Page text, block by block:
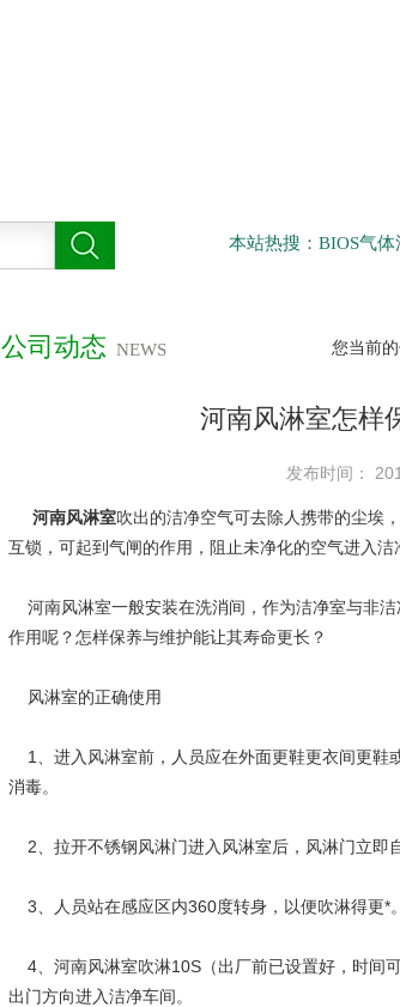
本站热搜：BIOS气
公司动态 NEWS 您当前的
河南风淋室怎样
发布时间：
河南风淋室吹出的洁净空气可去除人携带的尘埃
互锁，可起到气闸的作用，阻止未净化的空气进入洁
河南风淋室一般安装在洗消间，作为洁净室与非洁
作用呢？怎样保养与维护能让其寿命更长？
风淋室的正确使用
1、进入风淋室前，人员应在外面更鞋更衣间更鞋
消毒。
2、拉开不锈钢风淋门进入风淋室后，风淋门立即
3、人员站在感应区内360度转身，以便吹淋得更*。
4、河南风淋室吹淋10S（出厂前已设置好，时间
出门方向进入洁净车间。